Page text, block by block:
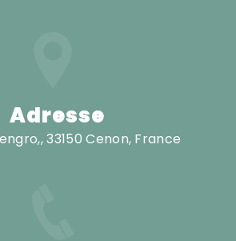
Adresse
33150 Cenon, France